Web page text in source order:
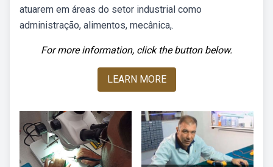
atuarem em áreas do setor industrial como
administração, alimentos, mecânica,.
For more information, click the button below.
LEARN MORE